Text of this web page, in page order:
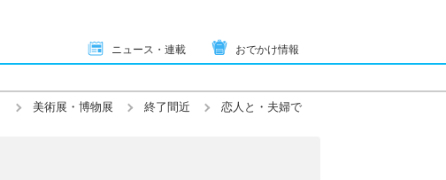
ニュース・連載 おでかけ情報
美術展・博物展 終了間近 恋人と・夫婦で